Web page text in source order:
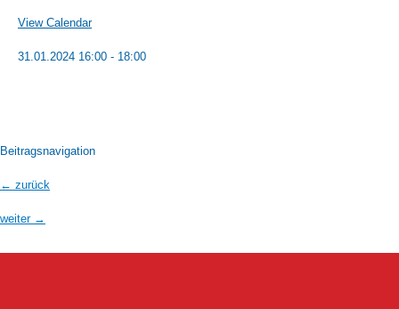
View Calendar
31.01.2024 16:00 - 18:00
Beitragsnavigation
← zurück
weiter →